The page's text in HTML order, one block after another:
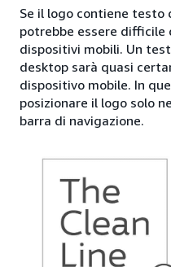
Se il logo contiene testo
potrebbe essere difficile
dispositivi mobili. Un
desktop sarà quasi
dispositivo mobile. In
posizionare il logo solo
barra di navigazione.